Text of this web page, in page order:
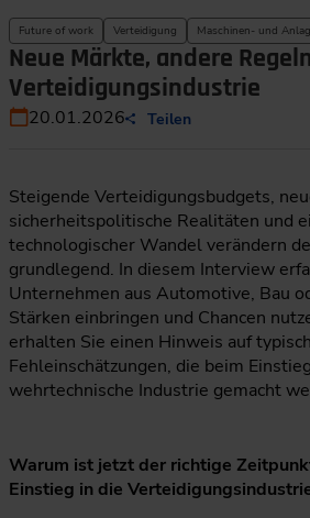
Future of work Verteidigung Maschinen- und
Neue Märkte, andere
Verteidigungsindustrie
20.01.2026 Teilen
Steigende Verteidigungsbudgets,
sicherheitspolitische Realitäten und
technologischer Wandel verändern
grundlegend. In diesem Interview
Unternehmen aus Automotive, Bau
Stärken einbringen und Chancen
erhalten Sie einen Hinweis auf
Fehleinschätzungen, die beim
wehrtechnische Industrie gemacht
Warum ist jetzt der richtige
Einstieg in die